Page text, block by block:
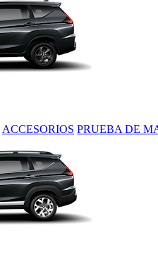
ACCESORIOS PRUEBA DE